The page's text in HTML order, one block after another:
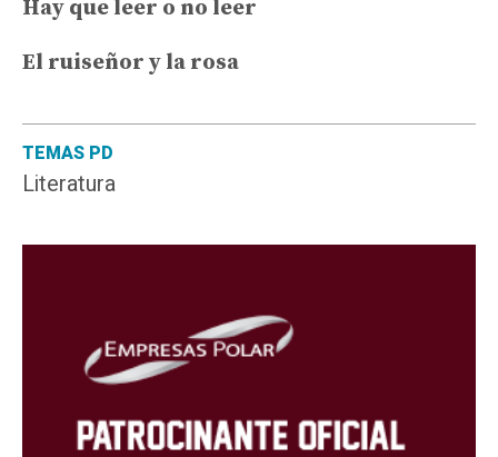
TEMAS PD
Literatura
Hay que leer o no leer
El ruiseñor y la rosa